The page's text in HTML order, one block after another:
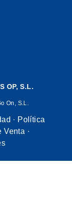
OP, S.L.
On, S.L.
· Política
Venta ·